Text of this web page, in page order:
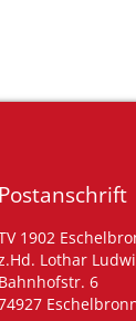
Postanschrift
1902
Lothar
Bahnhofstr. 6